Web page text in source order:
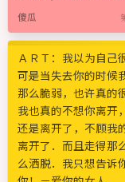
傻瓜
ＡＲＴ：我以为自己
可是当失去你的时候
那么脆弱，也许真的
我也真的不想你离开
还是离开了，不顾我
离开了．而且走得那
么洒脱．我只想告诉